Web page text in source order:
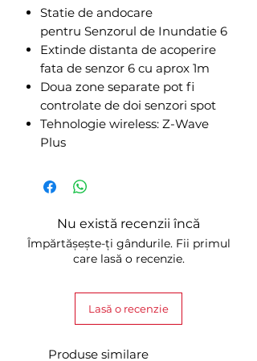
Statie de andocare
pentru Senzorul de Inundatie 6
Extinde distanta de acoperire
fata de senzor 6 cu aprox 1m
Doua zone separate pot fi
controlate de doi senzori spot
Tehnologie wireless: Z-Wave
Plus
Nu există recenzii încă
Împărtășește-ți gândurile. Fii primul
care lasă o recenzie.
Lasă o recenzie
Produse similare